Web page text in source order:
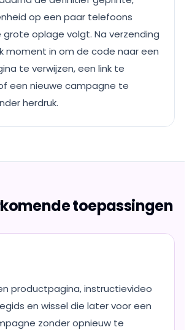
op een paar telefoons
oplage volgt. Na verzending
moment in om de code naar een
te verwijzen, een link te
een nieuwe campagne te
herdruk.
toepassingen
productpagina, instructievideo
en wissel die later voor een
zonder opnieuw te